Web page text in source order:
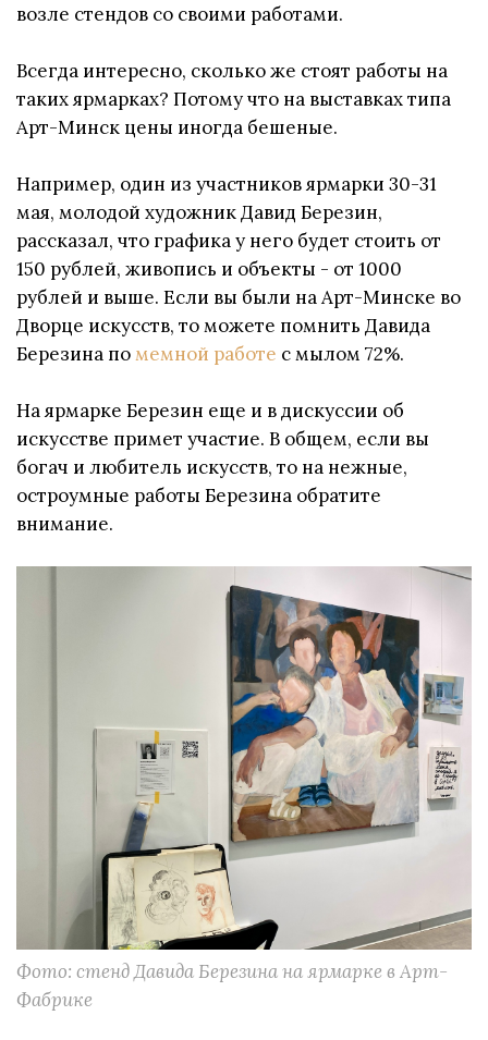
возле стендов со своими работами.
Всегда интересно, сколько же стоят работы на
таких ярмарках? Потому что на выставках типа
Арт-Минск цены иногда бешеные.
Например, один из участников ярмарки 30-31
мая, молодой художник Давид Березин,
рассказал, что графика у него будет стоить от
150 рублей, живопись и объекты - от 1000
рублей и выше. Если вы были на Арт-Минске во
Дворце искусств, то можете помнить Давида
Березина помемной работе с мылом 72%.
На ярмарке Березин еще и в дискуссии об
искусстве примет участие. В общем, если вы
богач и любитель искусств, то на нежные,
остроумные работы Березина обратите
внимание.
Фото: стенд Давида Березина на ярмарке в Арт-
Фабрике